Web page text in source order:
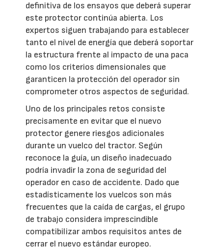
definitiva de los ensayos que deberá superar
este protector continúa abierta. Los
expertos siguen trabajando para establecer
tanto el nivel de energía que deberá soportar
la estructura frente al impacto de una paca
como los criterios dimensionales que
garanticen la protección del operador sin
comprometer otros aspectos de seguridad.
Uno de los principales retos consiste
precisamente en evitar que el nuevo
protector genere riesgos adicionales
durante un vuelco del tractor. Según
reconoce la guía, un diseño inadecuado
podría invadir la zona de seguridad del
operador en caso de accidente. Dado que
estadísticamente los vuelcos son más
frecuentes que la caída de cargas, el grupo
de trabajo considera imprescindible
compatibilizar ambos requisitos antes de
cerrar el nuevo estándar europeo.